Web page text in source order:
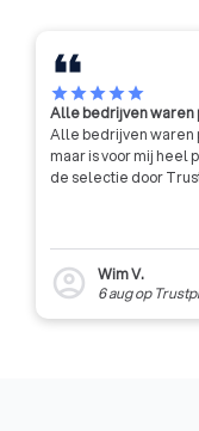
starstarstarstarstar
Alle bedrijven waren
Alle bedrijven waren
maar is voor mij heel
de selectie door
account_circle
Wim V.
6 augop